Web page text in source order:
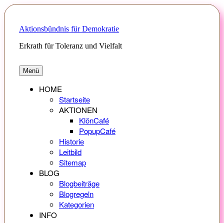
Zum
Inhalt
springenAktionsbündnis für Demokratie
Erkrath für Toleranz und Vielfalt
Menü
HOME
Startseite
AKTIONEN
KlönCafé
PopupCafé
Historie
Leitbild
Sitemap
BLOG
Blogbeiträge
Blogregeln
Kategorien
INFO